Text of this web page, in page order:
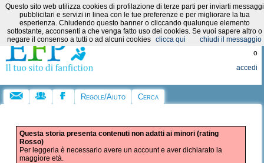
Categorie:
Registrati
o
accedi
Regole/Aiuto Cerca
Questa storia presenta contenuti non adatti ai minori (rating
Rosso)
Per leggerla è necessario avere un account e aver dichiarato la
maggiore età.
Questo sito web utilizza cookies di profilazione di terze parti per inviarti messaggi
pubblicitari e servizi in linea con le tue preferenze e per migliorare la tua
esperienza. Chiudendo questo banner o cliccando qualunque elemento
sottostante, acconsenti a che venga fatto uso dei cookies. Se vuoi sapere altro o
negare il consenso a tutti o ad alcuni cookies clicca qui chiudi il messaggio